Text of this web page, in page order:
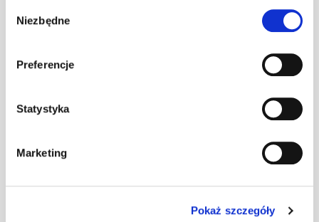
zgody
Niezbędne
Preferencje
Statystyka
Marketing
Pokaż szczegóły